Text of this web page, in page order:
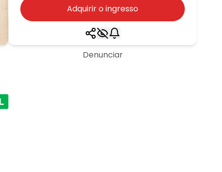
Adquirir o ingresso
Denunciar